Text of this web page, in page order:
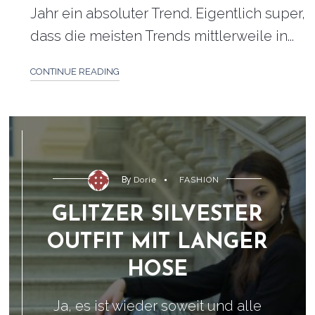
Jahr ein absoluter Trend. Eigentlich super,
dass die meisten Trends mittlerweile in...
CONTINUE READING
By Dorie FASHION
GLITZER SILVESTER
OUTFIT MIT LANGER
HOSE
Ja, es ist wieder soweit und alle